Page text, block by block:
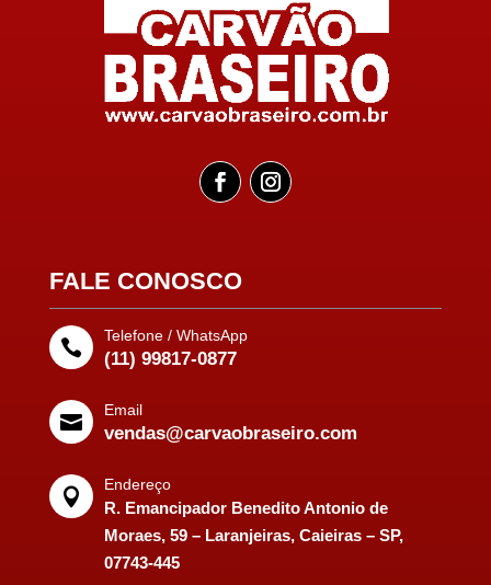
FALE CONOSCO

Telefone / WhatsApp
(11) 99817-0877

Email
vendas@carvaobraseiro.com

Endereço
R. Emancipador Benedito Antonio de
Moraes, 59 – Laranjeiras, Caieiras – SP,
07743-445